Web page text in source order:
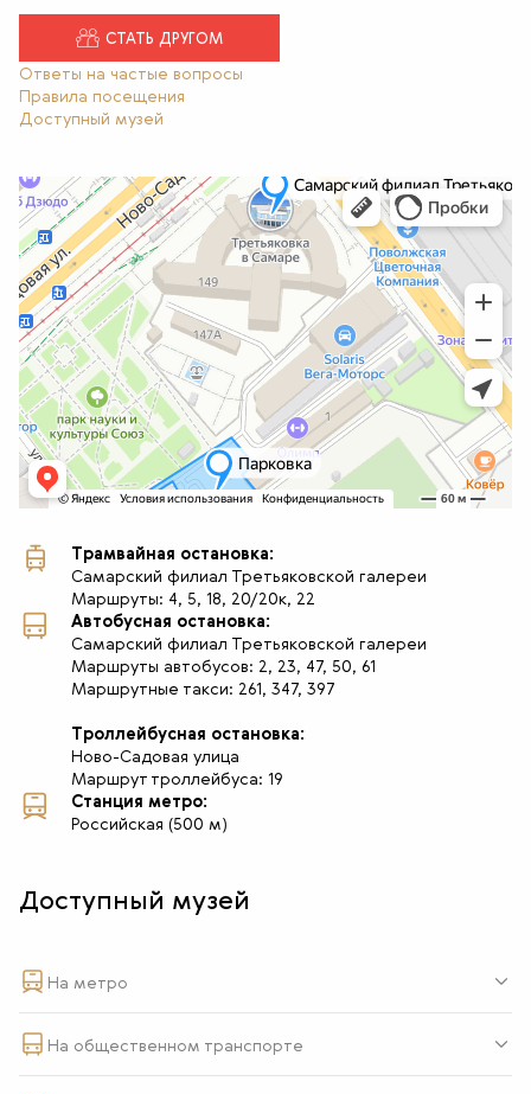
СТАТЬ ДРУГОМ
Ответы на частые вопросы
Правила посещения
Доступный музей
Трамвайная остановка:
Самарский филиал Третьяковской галереи
Маршруты: 4, 5, 18, 20/20к, 22
Автобусная остановка:
Самарский филиал Третьяковской галереи
Маршруты автобусов: 2, 23, 47, 50, 61
Маршрутные такси: 261, 347, 397
Троллейбусная остановка:
Ново-Садовая улица
Маршрут троллейбуса: 19
Станция метро:
Российская (500 м)
Доступный музей
На метро
На общественном транспорте